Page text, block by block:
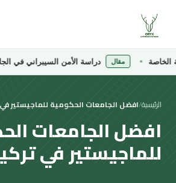
مقال دراسة الأمن السيبراني في
الرئيسية/افضل الجامعات الحكومية للماجيستير في
افضل الجامعات
للماجيستير في